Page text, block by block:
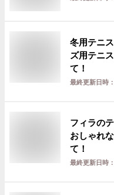
冬用テニ
ズ用テニ
て！
最終更新日時：
フィラの
おしゃれ
て！
最終更新日時：